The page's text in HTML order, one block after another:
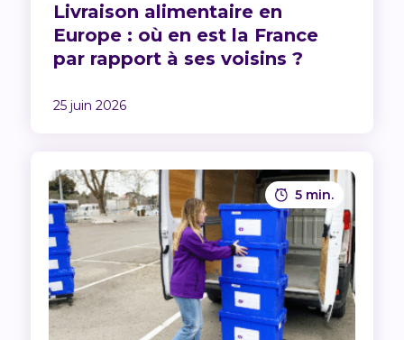
Livraison alimentaire en
Europe : où en est la France
par rapport à ses voisins ?
25 juin 2026
5 min.